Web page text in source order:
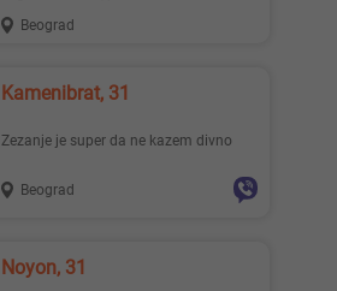
Beograd
Kamenibrat, 31
Zezanje je super da ne kazem divno
Beograd
Noyon, 31